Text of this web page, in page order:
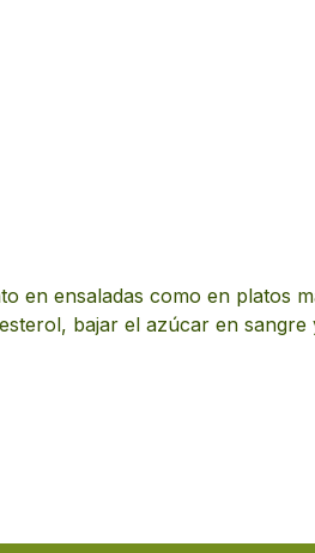
ensaladas como en platos
bajar el azúcar en